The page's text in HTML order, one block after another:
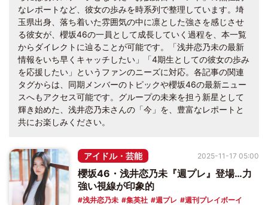
なレポートなど、彼女の歩みを時系列で整理しています。埼
玉県出身、落ち着いた雰囲気の中に凛とした強さを感じさせ
る彼女が、櫻坂46の一員として成長していく過程を、本一覧
からダイレクトに辿ることが可能です。「浅井恋乃未の最新
情報をいち早くキャッチしたい」「4期生としての彼女の歩み
を応援したい」というファンのニーズに対応。各記事の関連
タグからは、同期メンバーのトピックや櫻坂46の最新ニュー
スへもアクセス可能です。グループの未来を担う新星として
輝き始めた、浅井恋乃未さんの「今」を、豊富なレポートと
共にお楽しみください。
アイドル・芸能
櫻坂46・浅井恋乃未『週プレ』登場…力
強い視線が印象的
浅井恋乃未 集英社 週プレ
週刊プレイボーイ
2025-11-17 05:00